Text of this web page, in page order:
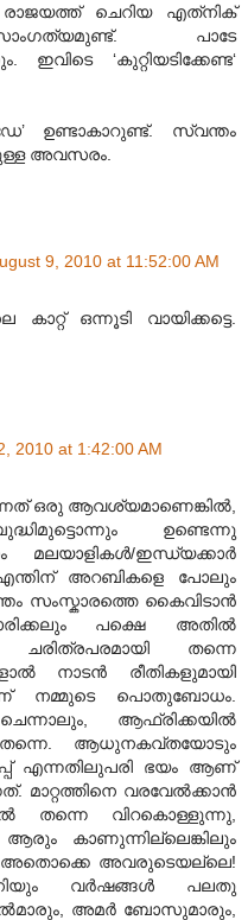
ചെറിയ എത്‌നിക്
പാടേ
ഇവിടെ ‘കുറ്റിയടിക്കേണ്ട‘
ഉണ്ടാകാറുണ്ട്. സ്വന്തം
അവസരം.
9, 2010 at 11:52:00 AM
ഒന്നൂടി വായിക്കട്ടെ.
2010 at 1:42:00 AM
ഒരു ആവശ്യമാണെങ്കില്‍,
ഉണ്ടെന്നു
മലയാളികള്‍/ഇന്ധ്യക്കാര്‍
എന്തിന്‌ അറബികളെ പോലും
സംസ്കാരത്തെ കൈവിടാന്‍
പക്ഷെ അതില്‍
ചരിത്രപരമായി തന്നെ
നാടന്‍ രീതികളുമായി
നമ്മുടെ പൊതുബോധം.
ആഫ്രിക്കയില്‍
ആധുനകവ്തയോടും
എന്നതിലുപരി ഭയം ആണ്‌
മാറ്റത്തിനെ വരവേല്‍ക്കാന്‍
തന്നെ വിറകൊള്ളുന്നു,
ആരും കാണുന്നില്ലെങ്കിലും
അവരുടെയല്ലെ!
വര്‍ഷങ്ങള്‍ പലതു
അമര്‍ ബോസുമാരും,